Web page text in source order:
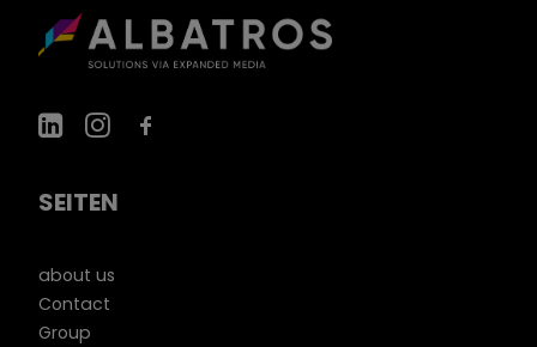
SEITEN
about us
Contact
Group